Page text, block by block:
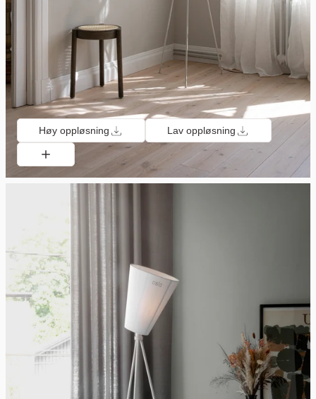
Høy oppløsning Lav oppløsning